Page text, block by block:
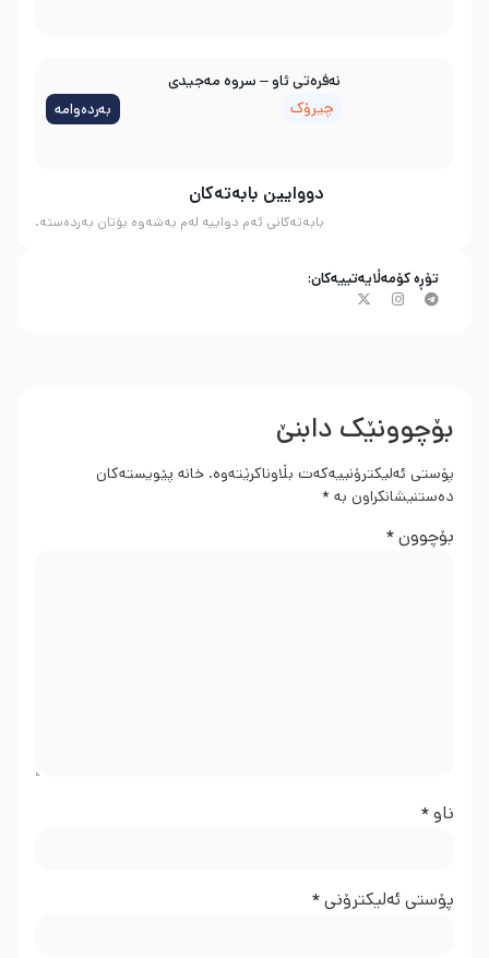
دووایین بابەتەکان
بابەتەکانی ئەم دواییە لەم بەشەوە بۆتان بەردەستە.
نه‌فره‌تی ئاو – سروه‌ مه‌جیدی
چیرۆک
بەردەوامە
تۆڕە کۆمەڵایەتییەکان:
بۆچوونێک دابنێ
پۆستی ئەلیکترۆنییەکەت بڵاوناکرێتەوە. خانە پێویستەکان
دەستنیشانکراون بە *
بۆچوون*
ناو*
پۆستی ئەلیکترۆنی*